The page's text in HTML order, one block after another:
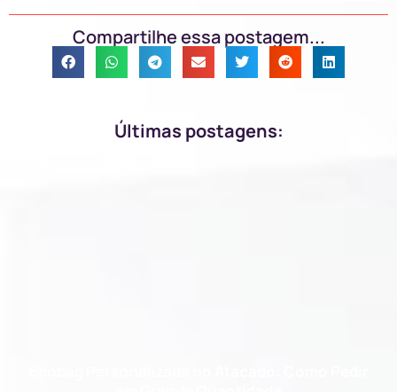
Compartilhe essa postagem...
Últimas postagens: